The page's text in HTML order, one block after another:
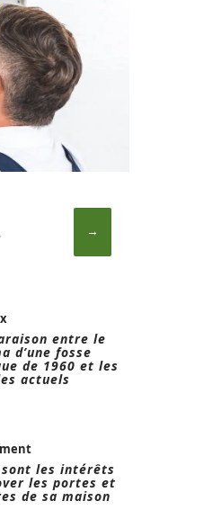
entre le
d’une fosse
de 1960 et les
actuels
sont les intérêts
les portes et
de sa maison